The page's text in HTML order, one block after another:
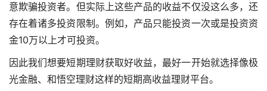
意欺骗投资者。但实际上这些产品的收益不仅没这么多，还
存在着诸多投资限制。例如，产品只能投资一次或是投资资
金10万以上才可投资。
因此我们想要短期理财获取好收益，最好一开始就选择像极
光金融、和悟空理财这样的短期高收益理财平台。